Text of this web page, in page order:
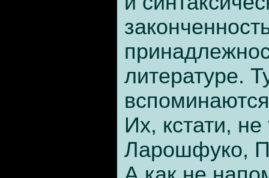
литературе.
Их, кстати,
Ларошфуко,